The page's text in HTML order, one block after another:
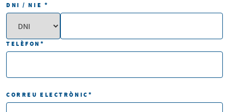
DNI / NIE *
TELÈFON *
CORREU ELECTRÒNIC *